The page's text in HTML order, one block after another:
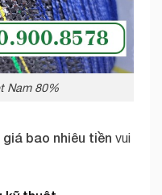
Nam 80%
bao nhiêu tiền vui